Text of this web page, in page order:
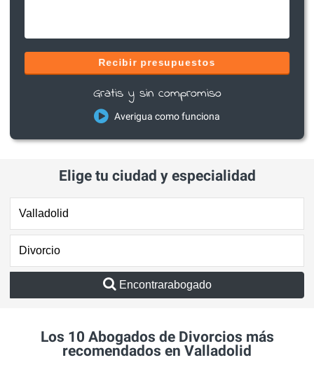
Recibir presupuestos
Gratis y sin compromiso
Averigua como funciona
Elige tu ciudad y especialidad
Encontrarabogado
Los 10 Abogados de Divorcios más
recomendados en Valladolid